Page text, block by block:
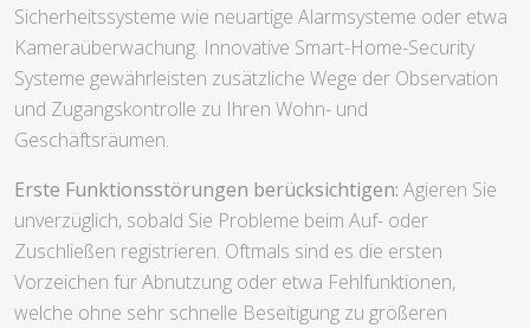
Sicherheitssysteme wie neuartige Alarmsysteme oder etwa
Kameraüberwachung. Innovative Smart-Home-Security
Systeme gewährleisten zusätzliche Wege der Observation
und Zugangskontrolle zu Ihren Wohn- und
Geschäftsräumen.
Erste Funktionsstörungen berücksichtigen: Agieren Sie
unverzüglich, sobald Sie Probleme beim Auf- oder
Zuschließen registrieren. Oftmals sind es die ersten
Vorzeichen für Abnutzung oder etwa Fehlfunktionen,
welche ohne sehr schnelle Beseitigung zu größeren